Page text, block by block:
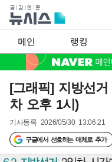
메인 랭킹
[그래픽] 지방선
차 오후 1시)
기사등록 2026/05/30 13:06:21
구글에서 선호하는 매체로 추가